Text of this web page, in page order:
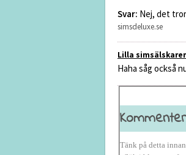
Svar: Nej, det
simsdeluxe.se
Lilla
Haha såg också
Tänk på detta